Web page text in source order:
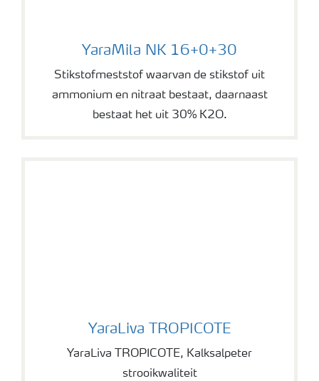
YaraMila NK 16+0+30
YaraMila NK 16+0+30
Stikstofmeststof waarvan de stikstof uit
ammonium en nitraat bestaat, daarnaast
bestaat het uit 30% K2O.
YaraLiva TROPICOTE
YaraLiva TROPICOTE
YaraLiva TROPICOTE, Kalksalpeter
strooikwaliteit